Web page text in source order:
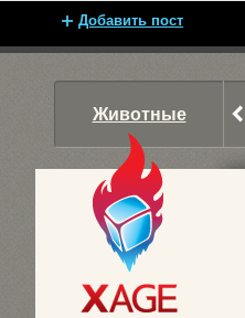
Добавить пост
Животные